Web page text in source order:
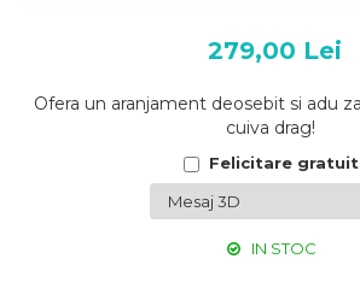
279,00 Lei
Ofera un aranjament deosebit si adu
cuiva drag!
Felicitare gratuit
IN STOC